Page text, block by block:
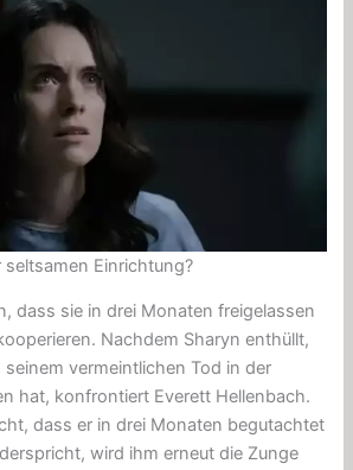
seltsamen Einrichtung?
dass sie in drei Monaten freigelassen
Nachdem Sharyn enthüllt,
vermeintlichen Tod in der
hat, konfrontiert Everett Hellenbach.
dass er in drei Monaten begutachtet
wird ihm erneut die Zunge